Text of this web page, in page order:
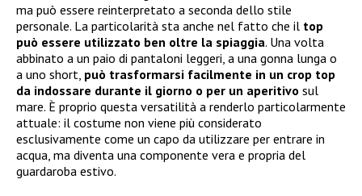
ma può essere reinterpretato a seconda dello stile
personale. La particolarità sta anche nel fatto che il top
può essere utilizzato ben oltre la spiaggia. Una volta
abbinato a un paio di pantaloni leggeri, a una gonna lunga o
a uno short, può trasformarsi facilmente in un crop top
da indossare durante il giorno o per un aperitivo sul
mare. È proprio questa versatilità a renderlo particolarmente
attuale: il costume non viene più considerato
esclusivamente come un capo da utilizzare per entrare in
acqua, ma diventa una componente vera e propria del
guardaroba estivo.